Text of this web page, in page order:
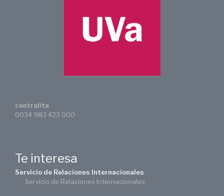
centralita
0034 983 423 000
Te interesa
Servicio de Relaciones Internacionales
Servicio de Relaciones Internacionales